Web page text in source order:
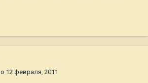
12 февраля, 2011